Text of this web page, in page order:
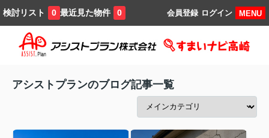
検討リスト 0 最近見た物件 0 MENU
ログイン
会員登録
アシストプランのブログ記事一覧